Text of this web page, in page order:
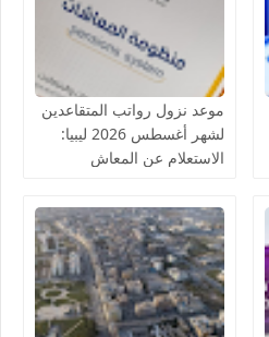
موعد نزول رواتب المتقاعدين
لشهر أغسطس 2026 ليبيا:
الاستعلام عن المعاش